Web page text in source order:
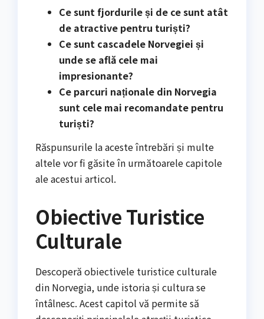
Ce sunt fjordurile și de ce sunt atât
de atractive pentru turiști?
Ce sunt cascadele Norvegiei și
unde se află cele mai
impresionante?
Ce parcuri naționale din Norvegia
sunt cele mai recomandate pentru
turiști?
Răspunsurile la aceste întrebări și multe
altele vor fi găsite în următoarele capitole
ale acestui articol.
Obiective Turistice
Culturale
Descoperă obiectivele turistice culturale
din Norvegia, unde istoria și cultura se
întâlnesc. Acest capitol vă permite să